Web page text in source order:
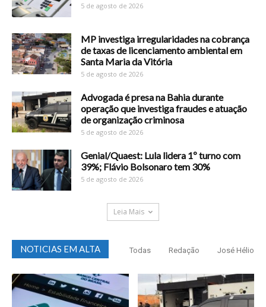
5 de agosto de 2026
MP investiga irregularidades na cobrança
de taxas de licenciamento ambiental em
Santa Maria da Vitória
5 de agosto de 2026
Advogada é presa na Bahia durante
operação que investiga fraudes e atuação
de organização criminosa
5 de agosto de 2026
Genial/Quaest: Lula lidera 1º turno com
39%; Flávio Bolsonaro tem 30%
5 de agosto de 2026
Leia Mais
NOTICIAS EM ALTA Todas Redação José Hélio